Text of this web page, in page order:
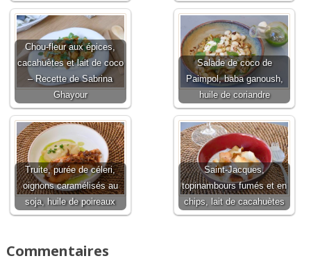
Chou-fleur aux épices,
cacahuètes et lait de coco
– Recette de Sabrina
Ghayour
Salade de coco de
Paimpol, baba ganoush,
huile de coriandre
Truite, purée de céleri,
oignons caramélisés au
soja, huile de poireaux
Saint-Jacques,
topinambours fumés et en
chips, lait de cacahuètes
Commentaires